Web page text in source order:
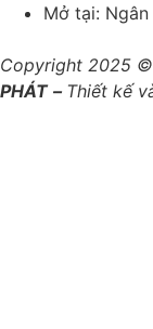
Mở tại: Ngân
Copyright 2025 ©
PHÁT – Thiết kế